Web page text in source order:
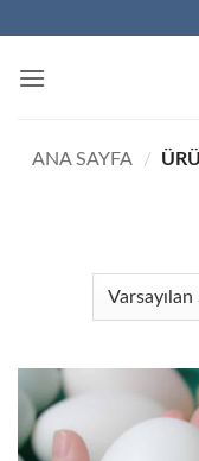
ANA SAYFA /